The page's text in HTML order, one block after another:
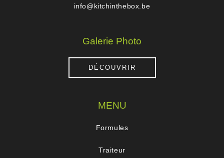
info@kitchinthebox.be
Galerie Photo
DÉCOUVRIR
MENU
Formules
Traiteur